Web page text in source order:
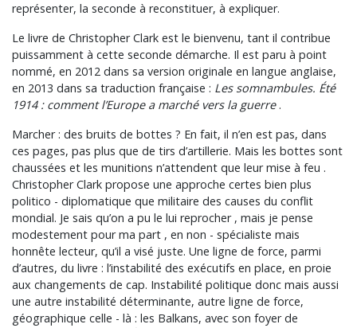
représenter, la seconde à reconstituer, à expliquer.
Le livre de Christopher Clark est le bienvenu, tant il contribue
puissamment à cette seconde démarche. Il est paru à point
nommé, en 2012 dans sa version originale en langue anglaise,
en 2013 dans sa traduction française : Les somnambules. Été
1914 : comment l’Europe a marché vers la guerre .
Marcher : des bruits de bottes ? En fait, il n’en est pas, dans
ces pages, pas plus que de tirs d’artillerie. Mais les bottes sont
chaussées et les munitions n’attendent que leur mise à feu .
Christopher Clark propose une approche certes bien plus
politico - diplomatique que militaire des causes du conflit
mondial. Je sais qu’on a pu le lui reprocher , mais je pense
modestement pour ma part , en non - spécialiste mais
honnête lecteur, qu’il a visé juste. Une ligne de force, parmi
d’autres, du livre : l’instabilité des exécutifs en place, en proie
aux changements de cap. Instabilité politique donc mais aussi
une autre instabilité déterminante, autre ligne de force,
géographique celle - là : les Balkans, avec son foyer de